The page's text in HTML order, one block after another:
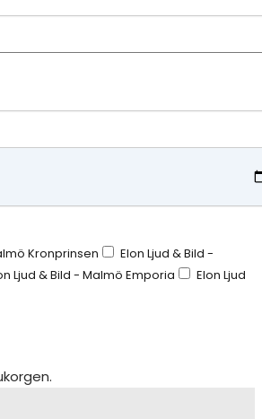
Kronprinsen
Elon Ljud & Bild -
Ljud & Bild - Malmö Emporia
Elon Ljud